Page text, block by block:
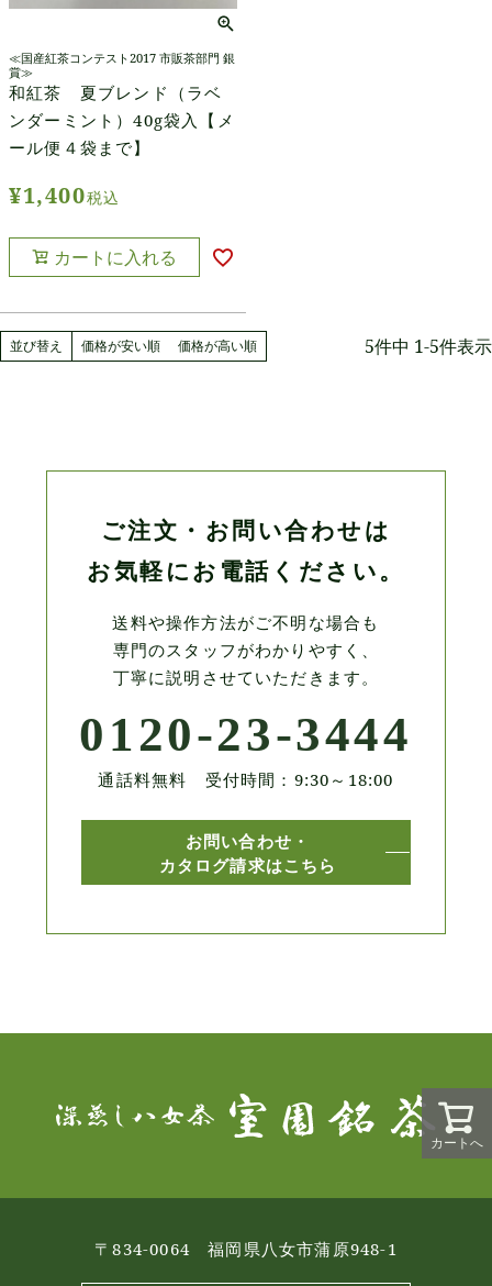
≪国産紅茶コンテスト2017 市販茶部門 銀
賞≫
和紅茶 夏ブレンド（ラベ
ンダーミント）40g袋入【メ
ール便４袋まで】
¥1,400税込
カートに入れる
並び替え 価格が安い順 価格が高い順 5件中 1-5件表示
ご注文・お問い合わせは
お気軽にお電話ください。
送料や操作方法がご不明な場合も
専門のスタッフがわかりやすく、
丁寧に説明させていただきます。
0120-23-3444
通話料無料 受付時間：9:30～18:00
お問い合わせ・
カタログ請求はこちら
カートへ
〒834-0064 福岡県八女市蒲原948-1